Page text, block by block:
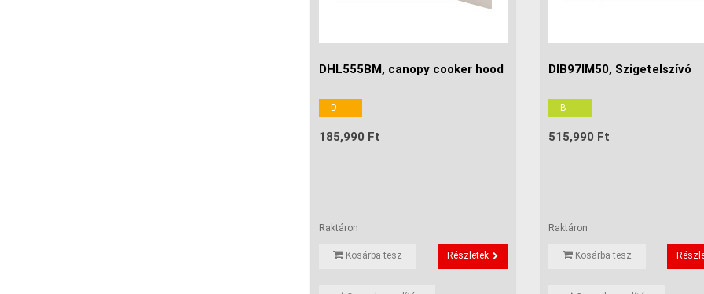
DHL555BM, canopy cooker hood
D
185,990 Ft
Raktáron
Kosárba tesz Részletek
DIB97IM50, Szigetelszívó
B
515,990 Ft
Raktáron
Kosárba tesz